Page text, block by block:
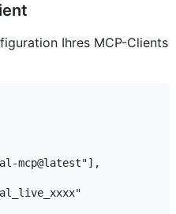
Ihres MCP-Clients
mcp@latest"],